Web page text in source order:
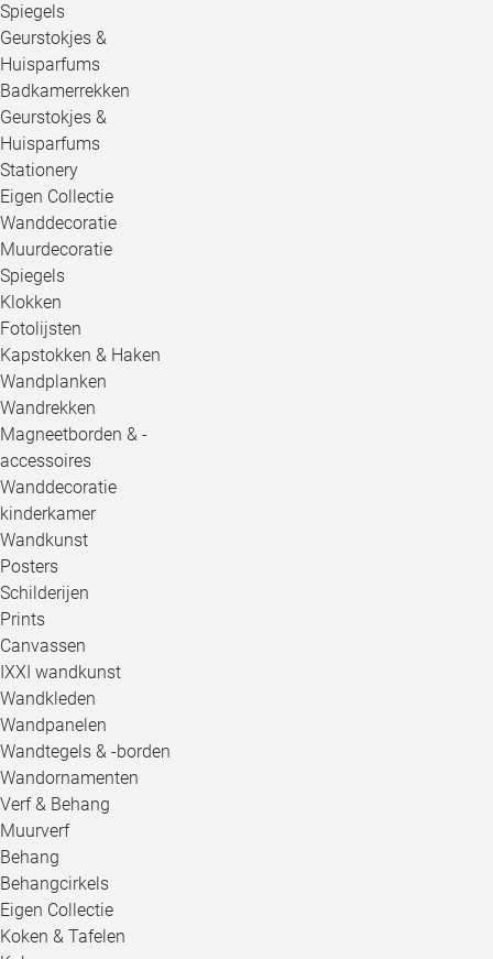
Spiegels
Geurstokjes &
Huisparfums
Badkamerrekken
Geurstokjes &
Huisparfums
Stationery
Eigen Collectie
Wanddecoratie
Muurdecoratie
Spiegels
Klokken
Fotolijsten
Kapstokken & Haken
Wandplanken
Wandrekken
Magneetborden & -
accessoires
Wanddecoratie
kinderkamer
Wandkunst
Posters
Schilderijen
Prints
Canvassen
IXXI wandkunst
Wandkleden
Wandpanelen
Wandtegels & -borden
Wandornamenten
Verf & Behang
Muurverf
Behang
Behangcirkels
Eigen Collectie
Koken & Tafelen